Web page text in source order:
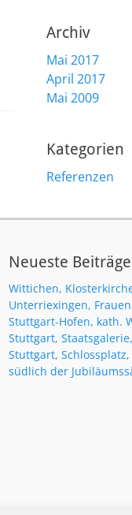
Archiv
Mai 2017
April 2017
Mai 2009
Kategorien
Referenzen
Neueste Beiträge
Wittichen,
Unterriexingen,
Stuttgart-Hofen, kath.
Stuttgart,
Stuttgart,
südlich der